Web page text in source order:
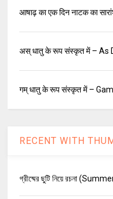
आषाढ़ का एक दिन नाटक का
अस् धातु के रूप संस्कृत में – As
गम् धातु के रूप संस्कृत में –
RECENT WITH
গ্রীষ্মের ছুটি নিয়ে রচনা